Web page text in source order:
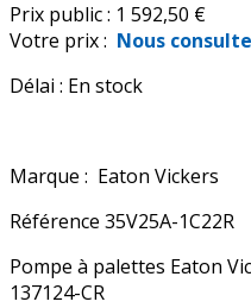
Prix public : 1 592,50 €
Votre prix : Nous
Délai : En stock
Marque : Eaton Vickers
Référence 35V25A-1C22R
Pompe à palettes Eaton
137124-CR